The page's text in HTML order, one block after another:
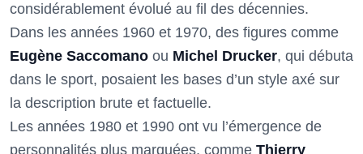
considérablement évolué au fil des décennies.
Dans les années 1960 et 1970, des figures comme
Eugène Saccomano ou Michel Drucker, qui débuta
dans le sport, posaient les bases d’un style axé sur
la description brute et factuelle.
Les années 1980 et 1990 ont vu l’émergence de
personnalités plus marquées, comme Thierry